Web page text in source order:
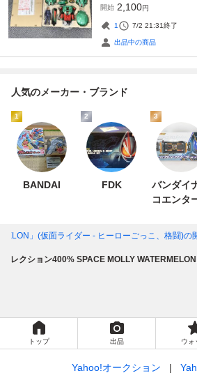
開始 2,100円
1 7/2 21:31終了
出品中の商品
人気のメーカー・ブランド
1
BANDAI
2
FDK
3
バンダイ
コエンタ
」(仮面ライダー - ヒーローごっこ、格闘)の
レクション400% SPACE MOLLY
トップ 出品 ウォ
Yahoo!オークション